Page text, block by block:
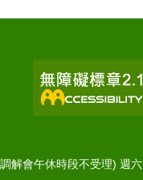
解會午休時段不受理) 週